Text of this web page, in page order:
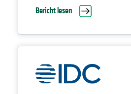
Bericht lesen